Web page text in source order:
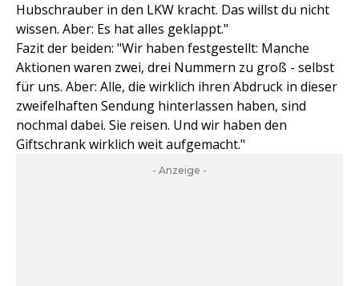
Hubschrauber in den LKW kracht. Das willst du nicht
wissen. Aber: Es hat alles geklappt."
Fazit der beiden: "Wir haben festgestellt: Manche
Aktionen waren zwei, drei Nummern zu groß - selbst
für uns. Aber: Alle, die wirklich ihren Abdruck in dieser
zweifelhaften Sendung hinterlassen haben, sind
nochmal dabei. Sie reisen. Und wir haben den
Giftschrank wirklich weit aufgemacht."
- Anzeige -